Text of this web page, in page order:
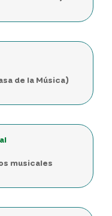
de la Música)
musicales